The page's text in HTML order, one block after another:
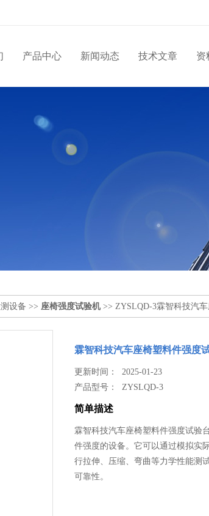
产品中心 新闻动态 技术文章 资
设备 >> 座椅强度试验机>> ZYSLQD-3霖智科技汽
霖智科技汽车座椅塑料件强度
更新时间： 2025-01-23
产品型号：ZYSLQD-3
简单描述
霖智科技汽车座椅塑料件强度试验
件强度的设备。它可以通过模拟实
行拉伸、压缩、弯曲等力学性能测
可靠性。